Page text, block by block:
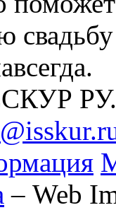
РУ.
– Web